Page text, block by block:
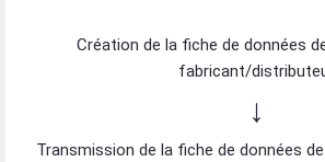
Création de la fiche de données
fabricant/
↓
Transmission de la fiche de données